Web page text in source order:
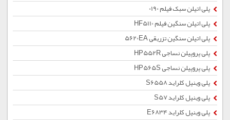
پلی اتیلن سبک فیلم 0190
پلی اتیلن سنگین فیلم HF5110
پلی اتیلن سنگین تزریقی 5620EA
پلی پروپیلن نساجی HP552R
پلی پروپیلن نساجی HP565S
پلی وینیل کلراید S6558
پلی وینیل کلراید S57
پلی وینیل کلراید E6834